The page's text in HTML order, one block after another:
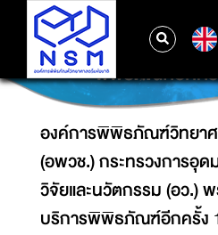
องค์การพิพิธภัณฑ์วิทยาศ
กระทรวงการอุดมศึกษา
นวัตกรรม (อว.) พร้อมก
พิพิธภัณฑ์อีกครั้
องค์การพิพิธภัณฑ์วิทยาศ
(อพวช.) กระทรวงการอุ
วิจัยและนวัตกรรม (อว.)
บริการพิพิธภัณฑ์อีกครั้ง